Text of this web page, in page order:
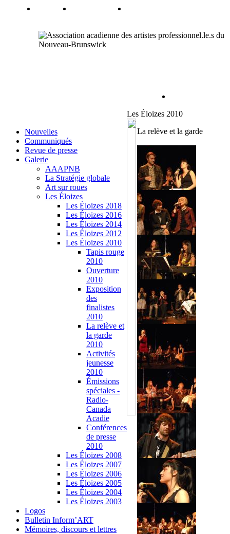
Nouvelles
Communiqués
Revue de presse
Galerie
AAAPNB
La Stratégie globale
Art sur roues
Les Éloizes
Les Éloizes 2018
Les Éloizes 2016
Les Éloizes 2014
Les Éloizes 2012
Les Éloizes 2010
Tapis rouge
2010
Ouverture
2010
Exposition
des
finalistes
2010
La relève et
la garde
2010
Activités
jeunesse
2010
Émissions
spéciales -
Radio-
Canada
Acadie
Conférences
de presse
2010
Les Éloizes 2008
Les Éloizes 2007
Les Éloizes 2006
Les Éloizes 2005
Les Éloizes 2004
Les Éloizes 2003
Logos
Bulletin Inform’ART
Mémoires, discours et lettres
Les Éloizes 2010
La relève et la garde